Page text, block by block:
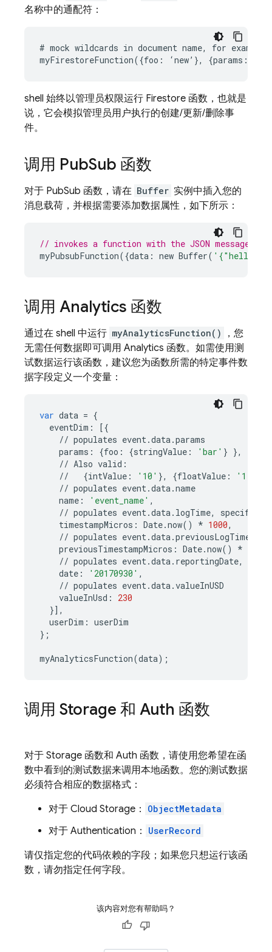
名称中的通配符：
# mock wildcards in document name, for
shell 始终以管理员权限运行 Firestore 函数，也就是
说，它会模拟管理员用户执行的创建/更新/删除事
件。
调用 PubSub 函数
对于 PubSub 函数，请在 Buffer 实例中插入您的
消息载荷，并根据需要添加数据属性，如下所示：
// invokes a function with the JSON
myPubsubFunction({data : new Buffer(
调用 Analytics 函数
通过在 shell 中运行 myAnalyticsFunction()
，您
无需任何数据即可调用 Analytics 函数。如需使用测
试数据运行该函数，建议您为函数所需的特定事件数
据字段定义一个变量：
var data = {
eventDim :
[{
// populates event.data.params
params : {foo : {stringValue : 'bar' } },
// Also valid :
//
{intValue : '10' }, {floatValue : '1.0'
// populates event.data.name
name : 'event_name' ,
// populates event.data. logTime, specify
timestampMicros : Date.now() * 1000,
// populates event.data.previousLogTime
previousTimestampMicros : Date.now() *
// populates event.data. reportingDate,
date : '20170930' ,
// populates event.data.valueInUSD
valueInUsd :
230
}],
userDim : userDim
};
myAnalyticsFunction(data);
调用 Storage 和 Auth 函数
对于 Storage 函数和 Auth 函数，请使用您希望在函
数中看到的测试数据来调用本地函数。您的测试数据
必须符合相应的数据格式：
对于 Cloud Storage ： ObjectMetadata
对于 Authentication ： UserRecord
请仅指定您的代码依赖的字段；如果您只想运行该函
数，请勿指定任何字段。
该内容对您有帮助吗？